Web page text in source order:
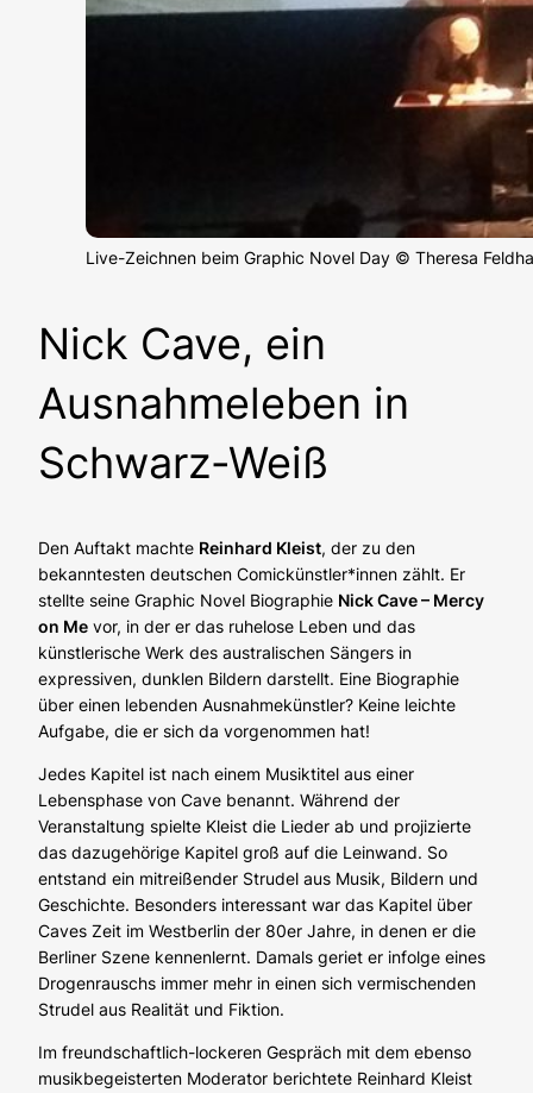
Live-Zeichnen beim Graphic Novel Day © Theresa
Nick Cave, ein
Ausnahmeleben in
Schwarz-Weiß
Den Auftakt machte Reinhard Kleist, der zu den
bekanntesten deutschen Comickünstler*innen zählt. Er
stellte seine Graphic Novel Biographie Nick Cave – Mercy
on Me vor, in der er das ruhelose Leben und das
künstlerische Werk des australischen Sängers in
expressiven, dunklen Bildern darstellt. Eine Biographie
über einen lebenden Ausnahmekünstler? Keine leichte
Aufgabe, die er sich da vorgenommen hat!
Jedes Kapitel ist nach einem Musiktitel aus einer
Lebensphase von Cave benannt. Während der
Veranstaltung spielte Kleist die Lieder ab und projizierte
das dazugehörige Kapitel groß auf die Leinwand. So
entstand ein mitreißender Strudel aus Musik, Bildern und
Geschichte. Besonders interessant war das Kapitel über
Caves Zeit im Westberlin der 80er Jahre, in denen er die
Berliner Szene kennenlernt. Damals geriet er infolge eines
Drogenrauschs immer mehr in einen sich vermischenden
Strudel aus Realität und Fiktion.
Im freundschaftlich-lockeren Gespräch mit dem ebenso
musikbegeisterten Moderator berichtete Reinhard Kleist